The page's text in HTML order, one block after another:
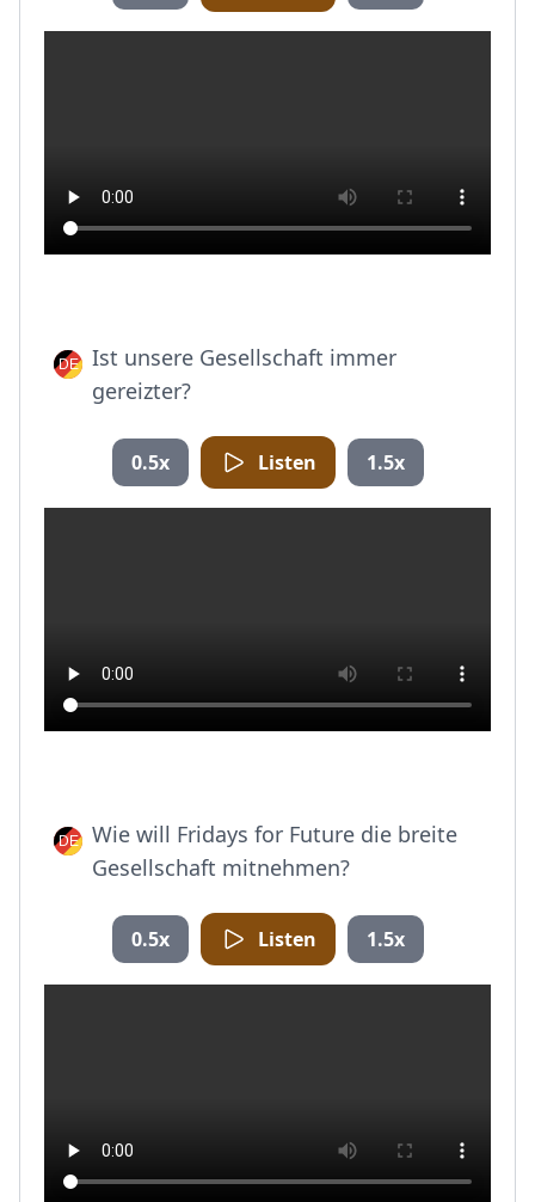
Ist unsere Gesellschaft immer
gereizter?
0.5x Listen 1.5x
Wie will Fridays for Future die breite
Gesellschaft mitnehmen?
0.5x Listen 1.5x